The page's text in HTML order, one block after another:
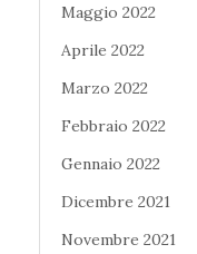
Maggio 2022
Aprile 2022
Marzo 2022
Febbraio 2022
Gennaio 2022
Dicembre 2021
Novembre 2021